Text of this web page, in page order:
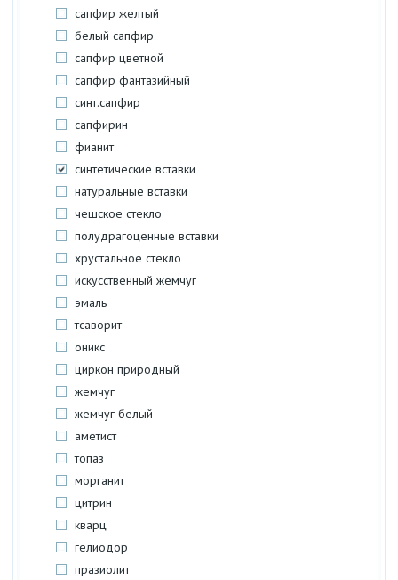
сапфир желтый
белый сапфир
сапфир цветной
сапфир фантазийный
синт.сапфир
сапфирин
фианит
синтетические вставки
натуральные вставки
чешское стекло
полудрагоценные вставки
хрустальное стекло
искусственный жемчуг
эмаль
тсаворит
оникс
циркон природный
жемчуг
жемчуг белый
аметист
топаз
морганит
цитрин
кварц
гелиодор
празиолит